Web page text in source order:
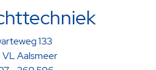
133
VL Aalsmeer